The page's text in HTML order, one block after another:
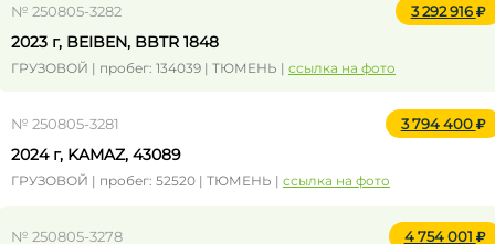
№ 250805-3282 3 292 916
2023 г, BEIBEN, BBTR 1848
ГРУЗОВОЙ | пробег: 134039 | ТЮМЕНЬ | ссылка на фото
№ 250805-3281 3 794 400
2024 г, KAMAZ, 43089
ГРУЗОВОЙ | пробег: 52520 | ТЮМЕНЬ | ссылка на фото
№ 250805-3278 4 754 001